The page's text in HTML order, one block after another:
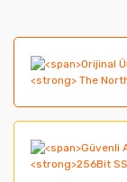
formunu
Görüş ve
Ürün
Ürün